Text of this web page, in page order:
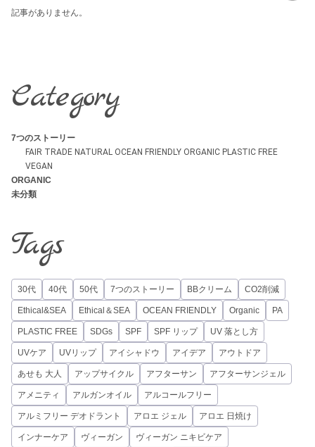
記事がありません。
Category
7つのストーリー
FAIR TRADE NATURAL OCEAN FRIENDLY ORGANIC PLASTIC FREE
VEGAN
ORGANIC
未分類
Tags
30代 40代 50代 7つのストーリー BBクリーム CO2削減
Ethical&SEA Ethical＆SEA OCEAN FRIENDLY Organic PA
PLASTIC FREE SDGs SPF SPF リップ UV 落とし方
UVケア UVリップ アイシャドウ アイデア アウトドア
あせも 大人 アップサイクル アフターサン アフターサンジェル
アメニティ アルガンオイル アルコールフリー
アルミフリー デオドラント アロエ ジェル アロエ 日焼け
インナーケア ヴィーガン ヴィーガン ニキビケア